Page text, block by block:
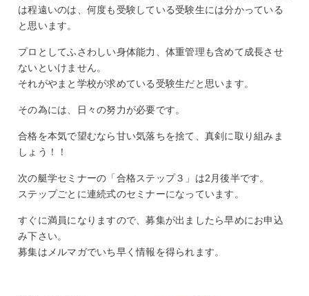
は程遠いのは、何度も受験している受験生には分かっている
と思います。
プロとしてふさわしい身体能力、体重管理も含めて成長させ
ないといけません。
それがやまと学校が求めている受験生だと思います。
その為には、日々の努力が必要です。
合格を本気で望むなら甘い気落ちを捨て、真剣に取り組みま
しょう！！
次の艇学セミナーの「合格ステップ３」は2月後半です。
ステップごとに連続式のセミナーになっています。
すぐに満員になりますので、募集が出ましたら早めにお申込
み下さい。
募集はメルマガでいち早く情報を得られます。